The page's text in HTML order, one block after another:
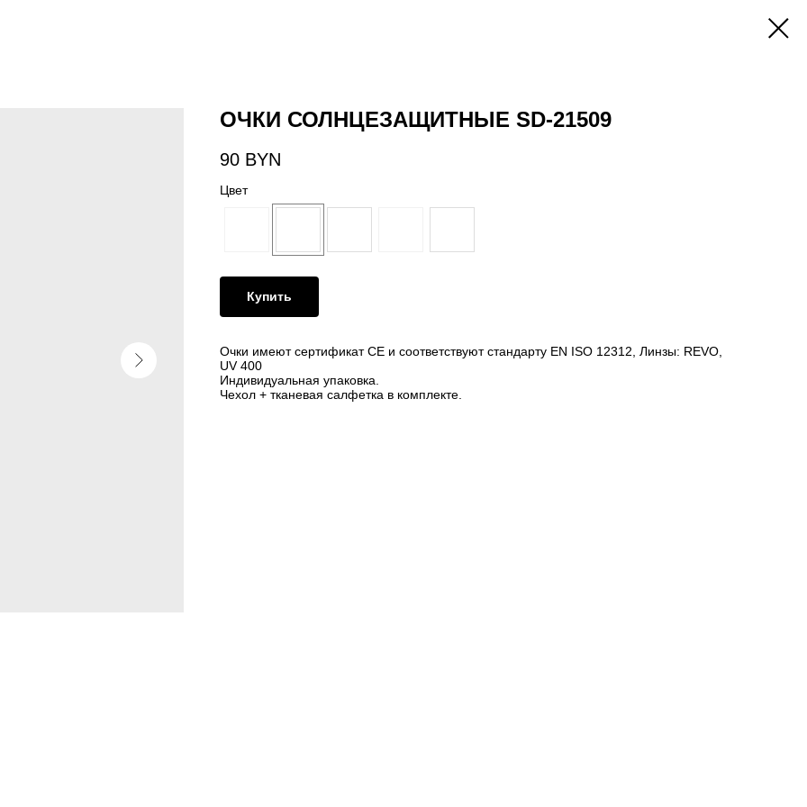
ОЧКИ СОЛНЦЕЗАЩИТНЫЕ SD-21509
90 BYN
Цвет
Купить
Очки имеют сертификат CE и соответствуют стандарту EN ISO 12312, Линзы: REVO,
UV 400
Индивидуальная упаковка.
Чехол + тканевая салфетка в комплекте.